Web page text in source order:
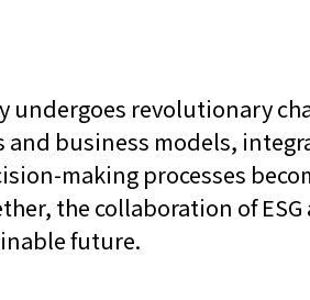
undergoes revolutionary
business models,
making processes
the collaboration of
future.